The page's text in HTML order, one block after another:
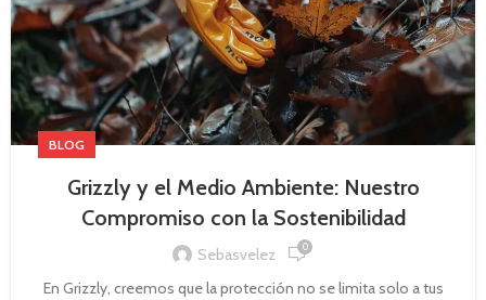
BLOG
Grizzly y el Medio Ambiente: Nuestro
Compromiso con la Sostenibilidad
Sebasvelez 0
En Grizzly, creemos que la protección no se limita solo a tus